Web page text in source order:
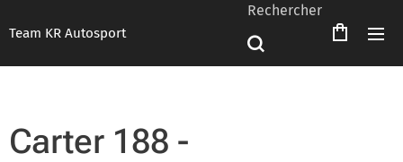
Team KR Autosport
Rechercher
Carter 188 -